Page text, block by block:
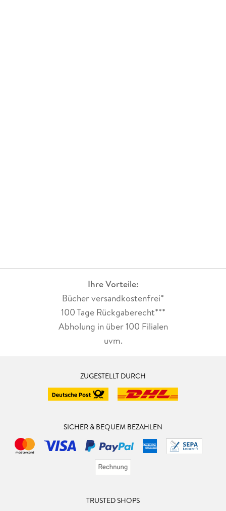
Ihre Vorteile:
Bücher versandkostenfrei*
100 Tage Rückgaberecht***
Abholung in über 100 Filialen
uvm.
ZUGESTELLT DURCH
SICHER & BEQUEM BEZAHLEN
TRUSTED SHOPS